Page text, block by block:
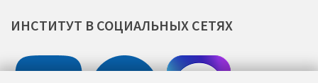
ИНСТИТУТ В СОЦИАЛЬНЫХ СЕТЯХ